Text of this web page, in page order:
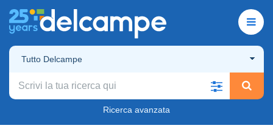
Tutto Delcampe
Ricerca avanzata